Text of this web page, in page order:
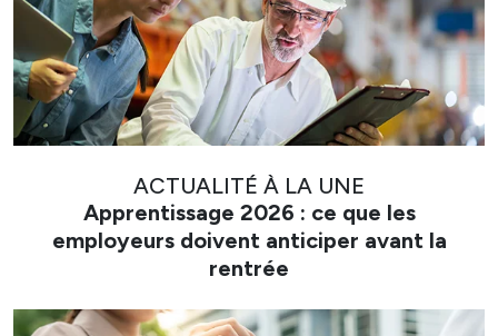
ACTUALITÉ À LA UNE
Apprentissage 2026 : ce que les
employeurs doivent anticiper avant la
rentrée